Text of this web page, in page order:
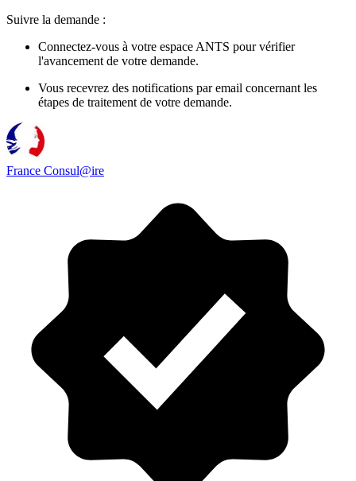
Suivre la demande :
Connectez-vous à votre espace ANTS pour vérifier
l'avancement de votre demande.
Vous recevrez des notifications par email concernant les
étapes de traitement de votre demande.
France Consul@ire